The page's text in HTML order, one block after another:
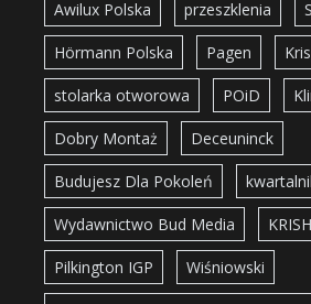
Awilux Polska przeszklenia
Hörmann Polska Pagen
stolarka otworowa POiD
Dobry Montaż Deceuninck
Budujesz Dla Pokoleń
Wydawnictwo Bud Media
Pilkington IGP Wiśniowski